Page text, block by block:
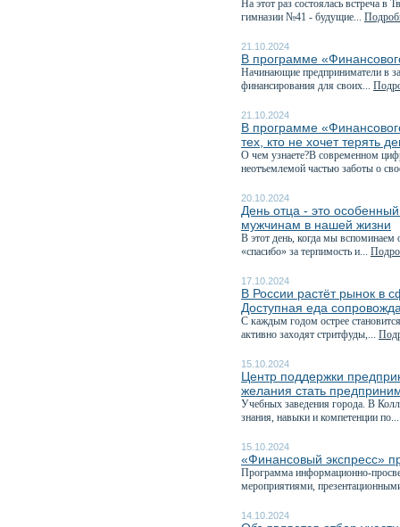
На этот раз состоялась встреча
гимназии №41 - будущие...
21.10.2024
В программе
Начинающие предприниматели в
финансирования для своих...
21.10.2024
В программе
тех, кто не хочет терять
О чем узнаете?В современном
неотъемлемой частью заботы о
20.10.2024
День отца - это
мужчинам в нашей жизни
В этот день, когда мы вспоминаем
«спасибо» за терпимость и...
17.10.2024
В России растёт рынок в
Доступная еда
С каждым годом острее
активно заходят стритфуды,...
15.10.2024
Центр поддержки
желания стать
Учебных заведения города. В
знания, навыки и компетенции
15.10.2024
«Финансовый экспресс»
Программа информационно-
мероприятиями,
14.10.2024